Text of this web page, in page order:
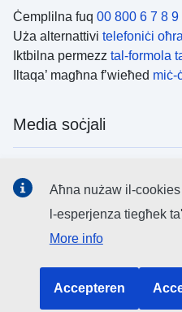
Ċemplilna fuq 00 800 6 7 8 9
Uża alternattivi telefoniċi
Iktbilna permezz tal-formola
Iltaqa’ magħna f’wieħed miċ-
Media soċjali
L-istituzzjonijiet u l-
Aħna nużaw il-
l-esperjenza tiegħek
More info
Accepteren